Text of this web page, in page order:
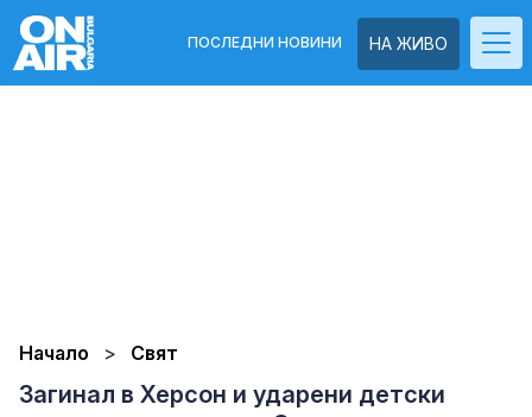
НА ЖИВО
ПОСЛЕДНИ НОВИНИ
Начало Свят
Загинал в Херсон и ударени детски